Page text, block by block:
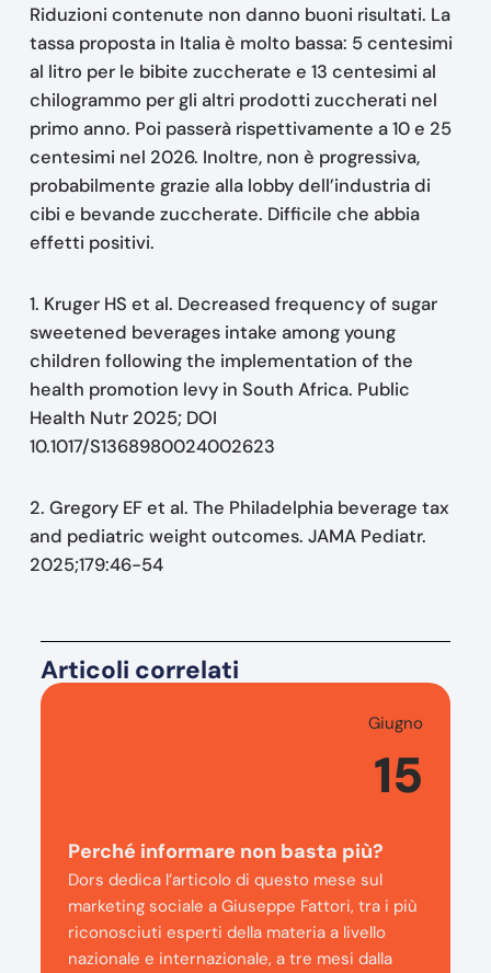
Riduzioni contenute non danno buoni risultati. La
tassa proposta in Italia è molto bassa: 5 centesimi
al litro per le bibite zuccherate e 13 centesimi al
chilogrammo per gli altri prodotti zuccherati nel
primo anno. Poi passerà rispettivamente a 10 e 25
centesimi nel 2026. Inoltre, non è progressiva,
probabilmente grazie alla lobby dell’industria di
cibi e bevande zuccherate. Difficile che abbia
effetti positivi.
1. Kruger HS et al. Decreased frequency of sugar
sweetened beverages intake among young
children following the implementation of the
health promotion levy in South Africa. Public
Health Nutr 2025; DOI
10.1017/S1368980024002623
2. Gregory EF et al. The Philadelphia beverage tax
and pediatric weight outcomes. JAMA Pediatr.
2025;179:46-54
Articoli correlati
Giugno
15
Perché informare non basta più?
Dors dedica l’articolo di questo mese sul
marketing sociale a Giuseppe Fattori, tra i più
riconosciuti esperti della materia a livello
nazionale e internazionale, a tre mesi dalla